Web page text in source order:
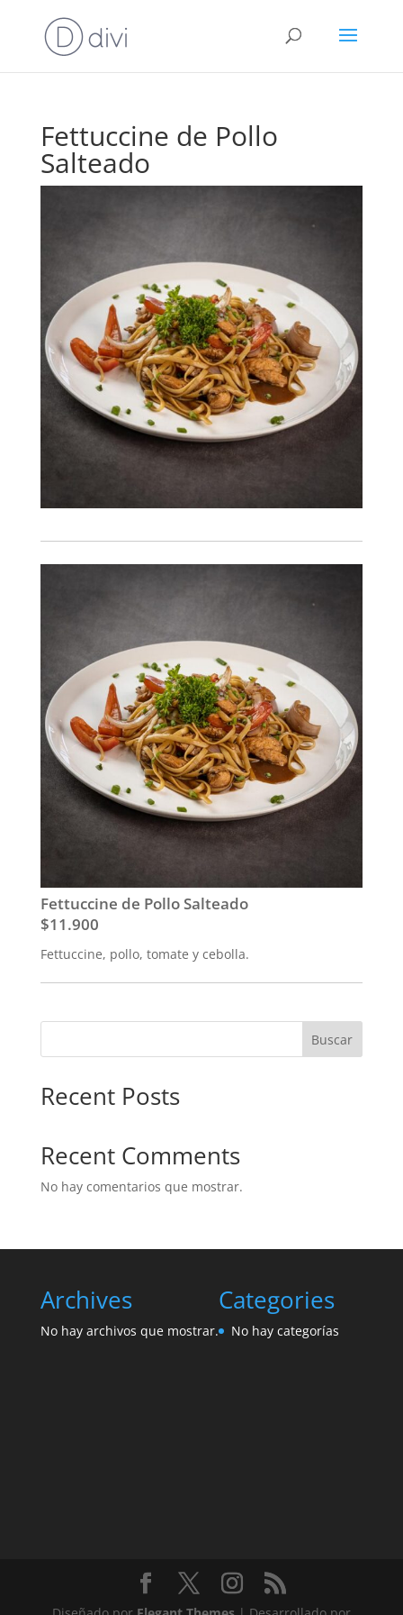
Fettuccine de Pollo
Salteado
Fettuccine de Pollo Salteado
$11.900
Fettuccine, pollo, tomate y cebolla.
Buscar
Recent Posts
Recent Comments
No hay comentarios que mostrar.
Archives
No hay archivos que mostrar.
Categories
No hay categorías